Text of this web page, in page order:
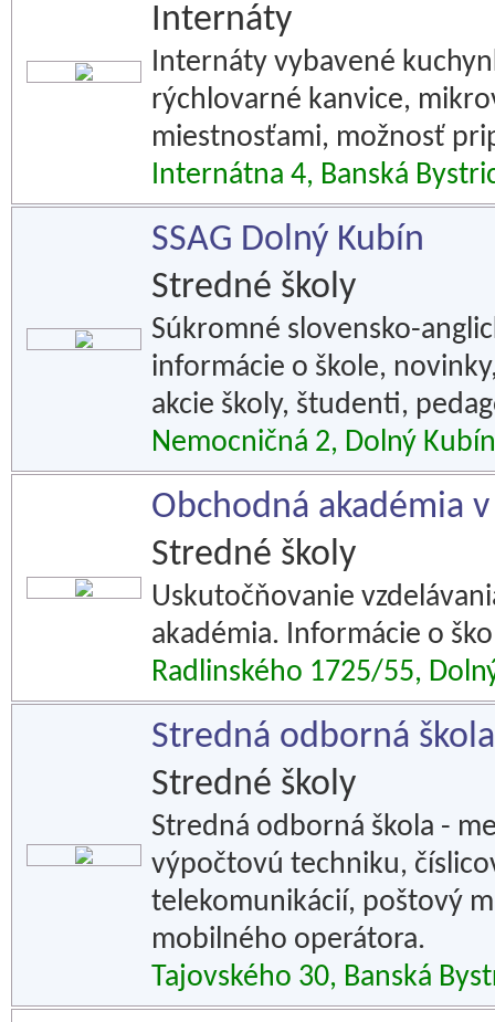
Internáty
Internáty vybavené
rýchlovarné kanvice,
miestnosťami, možnosť
Internátna 4, Banská
SSAG Dolný Kubín
Stredné školy
Súkromné slovensko-
informácie o škole,
akcie školy, študenti,
Nemocničná 2, Dolný Kubín
Obchodná akadémia
Stredné školy
Uskutočňovanie
akadémia. Informácie o
Radlinského 1725/55,
Stredná odborná
Stredné školy
Stredná odborná škola -
výpočtovú techniku,
telekomunikácií, poštový
mobilného operátora.
Tajovského 30, Banská